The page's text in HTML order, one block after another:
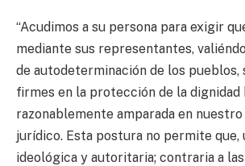
“Acudimos a su persona para exigir
mediante sus representantes,
de autodeterminación de los pueblos,
firmes en la protección de la dignidad
razonablemente amparada en
jurídico. Esta postura no permite que,
ideológica y autoritaria; contraria a